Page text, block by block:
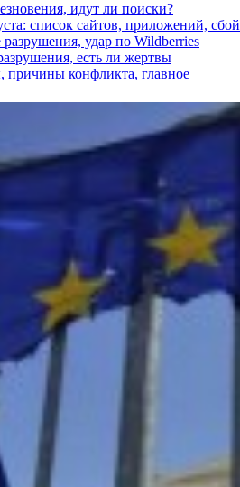
идут ли поиски?
список сайтов, приложений, сбой
удар по Wildberries
есть ли жертвы
причины конфликта, главное